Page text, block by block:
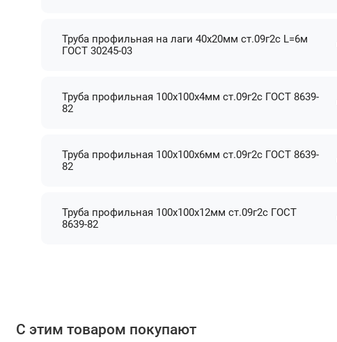
Труба профильная на лаги 40х20мм ст.09г2с L=6м
ГОСТ 30245-03
Труба профильная 100х100х4мм ст.09г2с ГОСТ 8639-
82
Труба профильная 100х100х6мм ст.09г2с ГОСТ 8639-
82
Труба профильная 100х100х12мм ст.09г2с ГОСТ
8639-82
С этим товаром покупают